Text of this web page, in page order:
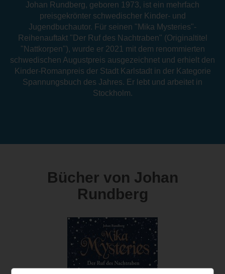
Johan Rundberg, geboren 1973, ist ein mehrfach
preisgekrönter schwedischer Kinder- und
Jugendbuchautor. Für seinen "Mika Mysteries"-
Reihenauftakt "Der Ruf des Nachtraben" (Originaltitel
"Nattkorpen"), wurde er 2021 mit dem renommierten
schwedischen Augustpreis ausgezeichnet und erhielt den
Kinder-Romanpreis der Stadt Karlstadt in der Kategorie
Spannungsbuch des Jahres. Er lebt und arbeitet in
Stockholm.
Bücher von Johan
Rundberg